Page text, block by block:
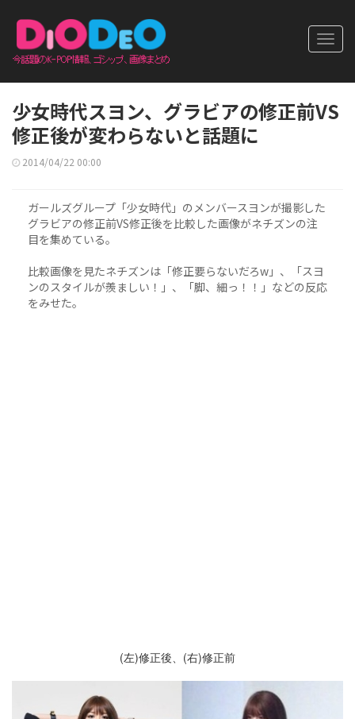
少女時代スヨン、グラビアの修正前VS
修正後が変わらないと話題に
2014/04/22 00:00
ガールズグループ「少女時代」のメンバースヨンが撮影した
グラビアの修正前VS修正後を比較した画像がネチズンの注
目を集めている。
比較画像を見たネチズンは「修正要らないだろw」、「スヨ
ンのスタイルが羨ましい！」、「脚、細っ！！」などの反応
をみせた。
(左)修正後、(右)修正前